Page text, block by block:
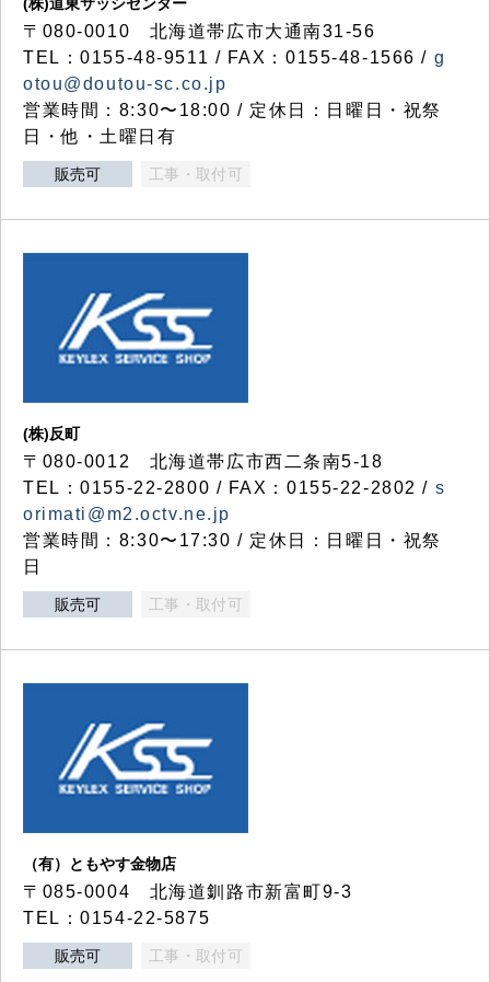
〒080-0010 北海道帯広市大通南31-56
TEL：0155-48-9511 / FAX：0155-48-1566 / g
otou@doutou-sc.co.jp
営業時間：8:30〜18:00 / 定休日：日曜日・祝祭
日・他・土曜日有
販売可 工事・取付可
(株)反町
〒080-0012 北海道帯広市西二条南5-18
TEL：0155-22-2800 / FAX：0155-22-2802 / s
orimati@m2.octv.ne.jp
営業時間：8:30〜17:30 / 定休日：日曜日・祝祭
日
販売可 工事・取付可
（有）ともやす金物店
〒085-0004 北海道釧路市新富町9-3
TEL：0154-22-5875
販売可 工事・取付可